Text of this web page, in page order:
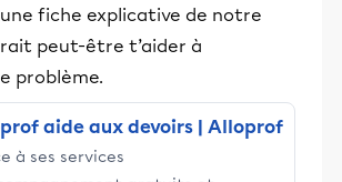
une fiche explicative de notre
peut-être t’aider à
problème.
aide aux devoirs | Alloprof
à ses services